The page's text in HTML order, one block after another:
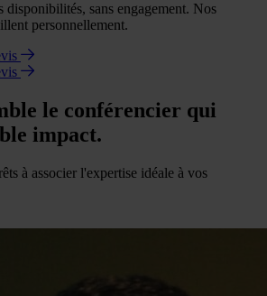
disponibilités, sans engagement. Nos
personnellement.
le conférencier qui
impact.
à associer l'expertise idéale à vos